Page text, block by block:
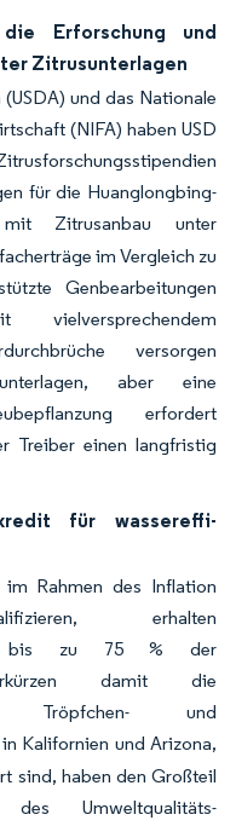
Erforschung und
Zitrusunterlagen
und das Nationale
(NIFA) haben USD
für die Huanglongbing-
Zitrusanbau unter
im Vergleich zu
Genbearbeitungen
versorgen
aber eine
erfordert
Treiber einen langfristig
für wassereffi­
im Rahmen des Inflation
erhalten
bis zu 75 % der
damit die
Tröpfchen- und
Kalifornien und Arizona,
sind, haben den Großteil
Umweltqualitäts-